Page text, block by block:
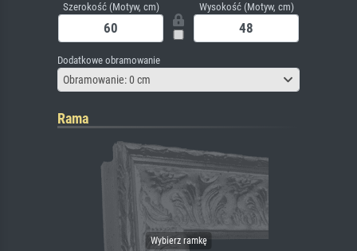
Szerokość (Motyw, cm) Wysokość (Motyw, cm)
Dodatkowe obramowanie
Obramowanie: 0 cm
Rama